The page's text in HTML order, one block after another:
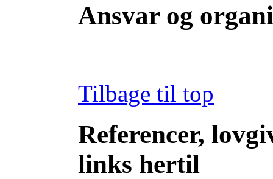
Ansvar og
Tilbage til top
Referencer,
links hertil